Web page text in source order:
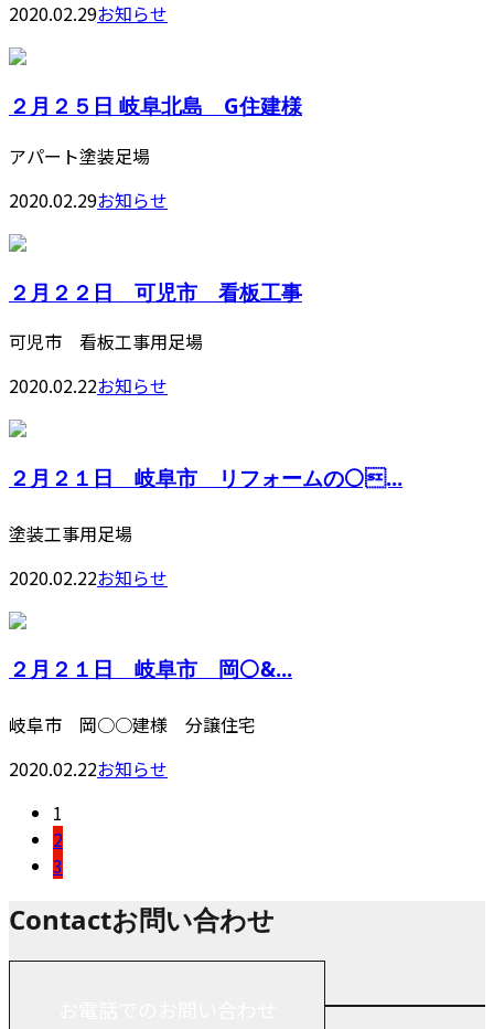
2020.02.29お知らせ
２月２５日 岐阜北島 G住建様
アパート塗装足場
2020.02.29お知らせ
２月２２日 可児市 看板工事
可児市 看板工事用足場
2020.02.22お知らせ
２月２１日 岐阜市 リフォームの⚪...
塗装工事用足場
2020.02.22お知らせ
２月２１日 岐阜市 岡⚪️&...
岐阜市 岡○○建様 分譲住宅
2020.02.22お知らせ
1
2
3
Contactお問い合わせ